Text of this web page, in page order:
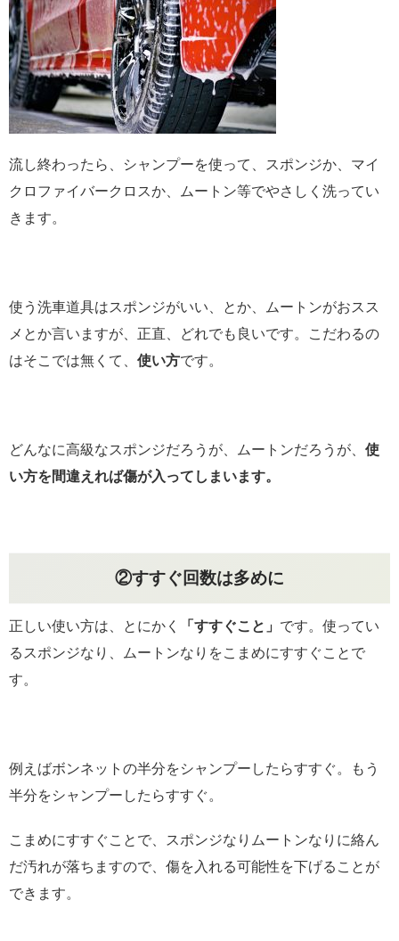
流し終わったら、シャンプーを使って、スポンジか、マイ
クロファイバークロスか、ムートン等でやさしく洗ってい
きます。
使う洗車道具はスポンジがいい、とか、ムートンがおスス
メとか言いますが、正直、どれでも良いです。こだわるの
はそこでは無くて、 使い方です。
どんなに高級なスポンジだろうが、ムートンだろうが、 使
い方を間違えれば傷が入ってしまいます。
②すすぐ回数は多めに
正しい使い方は、とにかく 「すすぐこと」 です。使ってい
るスポンジなり、ムートンなりをこまめにすすぐことで
す。
例えばボンネットの半分をシャンプーしたらすすぐ。もう
半分をシャンプーしたらすすぐ。
こまめにすすぐことで、スポンジなりムートンなりに絡ん
だ汚れが落ちますので、傷を入れる可能性を下げることが
できます。